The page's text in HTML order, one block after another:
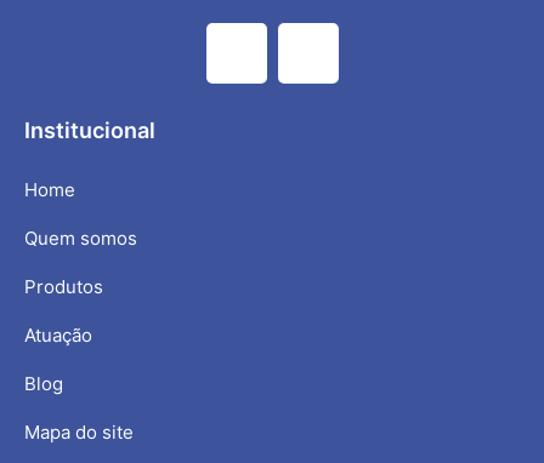
Institucional
Home
Quem somos
Produtos
Atuação
Blog
Mapa do site